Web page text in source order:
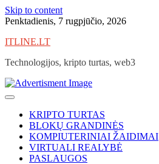
Skip to content
Penktadienis, 7 rugpjūčio, 2026
ITLINE.LT
Technologijos, kripto turtas, web3
KRIPTO TURTAS
BLOKŲ GRANDINĖS
KOMPIUTERINIAI ŽAIDIMAI
VIRTUALI REALYBĖ
PASLAUGOS